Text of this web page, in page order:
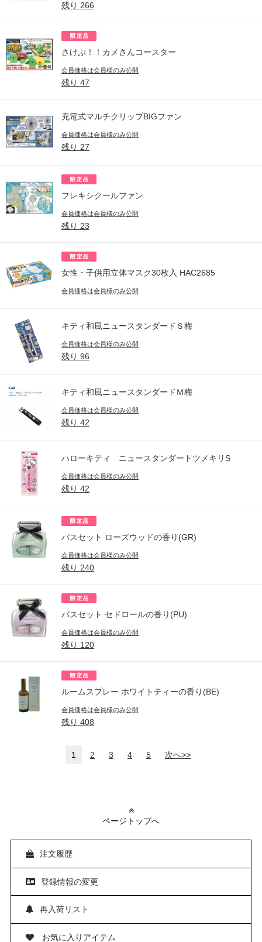
残り 266
さけぶ！！カメさんコースター
会員価格は会員様のみ公開
残り 47
充電式マルチクリップBIGファン
会員価格は会員様のみ公開
残り 27
フレキシクールファン
会員価格は会員様のみ公開
残り 23
女性・子供用立体マスク30枚入 HAC2685
会員価格は会員様のみ公開
キティ和風ニュースタンダードＳ梅
会員価格は会員様のみ公開
残り 96
キティ和風ニュースタンダードＭ梅
会員価格は会員様のみ公開
残り 42
ハローキティ ニュースタンダートツメキリS
会員価格は会員様のみ公開
残り 42
バスセット ローズウッドの香り(GR)
会員価格は会員様のみ公開
残り 240
バスセット セドロールの香り(PU)
会員価格は会員様のみ公開
残り 120
ルームスプレー ホワイトティーの香り(BE)
会員価格は会員様のみ公開
残り 408
1 2 3 4 5 次へ>>
ページトップへ
注文履歴
登録情報の変更
再入荷リスト
お気に入りアイテム